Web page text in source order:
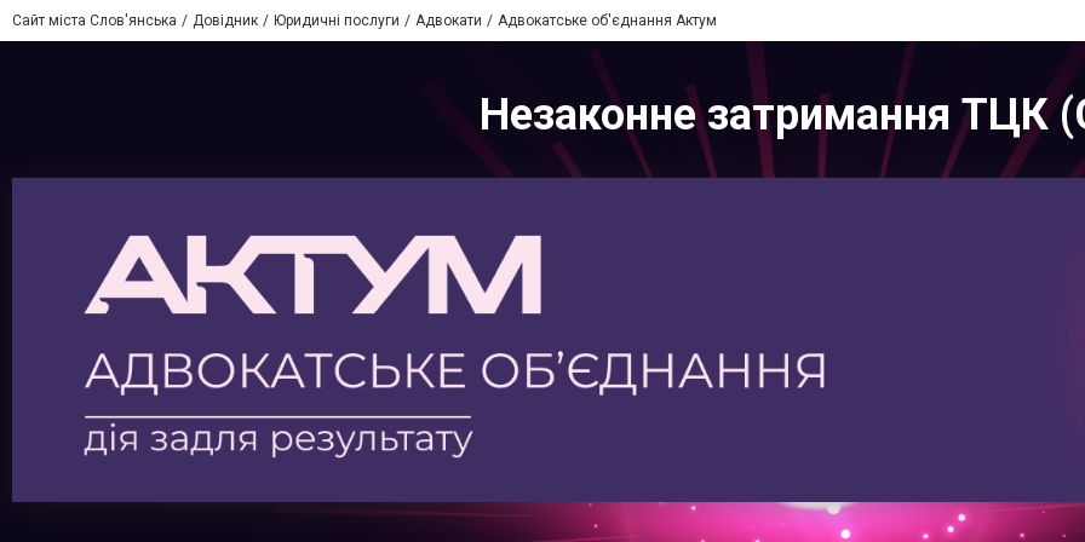
Сайт міста Слов'янська Довідник Юридичні послуги Адвокати Адвокатське об'єднання Актум
Незаконне затримання ТЦК